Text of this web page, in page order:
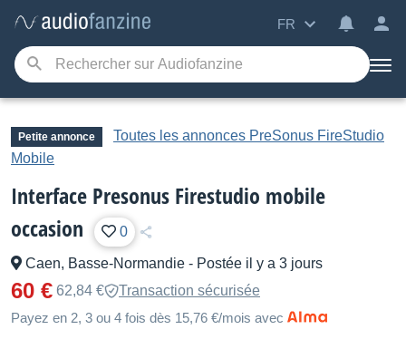
FR
Petite annonce
Toutes les annonces PreSonus FireStudio
Mobile
Interface Presonus Firestudio mobile
occasion
0
Caen, Basse-Normandie - Postée il y a 3 jours
60 € 62,84 €
Transaction sécurisée
Payez en 2, 3 ou 4 fois dès 15,76 €/mois avec